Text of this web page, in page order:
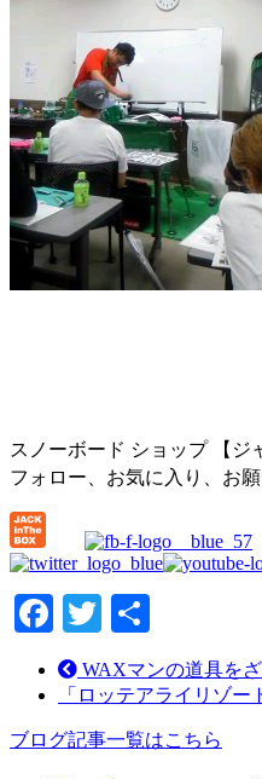
スノーボード ショップ 【ジ
フォロー、お気に入り、お願
Facebook
Twitter
有
WAXマンの道具を
「ロッテアライリゾー
ブログ記事一覧はこちら